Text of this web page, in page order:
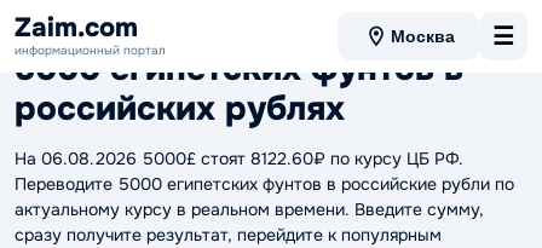
Zaim.com
информационный портал
Москва ☰
Данные актуальны на 06.08.2026 10:18
5000 египетских фунтов в
российских рублях
На 06.08.2026 5000£ стоят 8122.60₽ по курсу ЦБ РФ.
Переводите 5000 египетских фунтов в российские рубли по
актуальному курсу в реальном времени. Введите сумму,
сразу получите результат, перейдите к популярным